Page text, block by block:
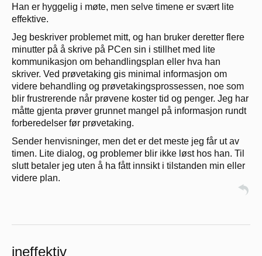
Han er hyggelig i møte, men selve timene er svært lite
effektive.
Jeg beskriver problemet mitt, og han bruker deretter flere
minutter på å skrive på PCen sin i stillhet med lite
kommunikasjon om behandlingsplan eller hva han
skriver. Ved prøvetaking gis minimal informasjon om
videre behandling og prøvetakingsprossessen, noe som
blir frustrerende når prøvene koster tid og penger. Jeg har
måtte gjenta prøver grunnet mangel på informasjon rundt
forberedelser før prøvetaking.
Sender henvisninger, men det er det meste jeg får ut av
timen. Lite dialog, og problemer blir ikke løst hos han. Til
slutt betaler jeg uten å ha fått innsikt i tilstanden min eller
videre plan.
ineffektiv